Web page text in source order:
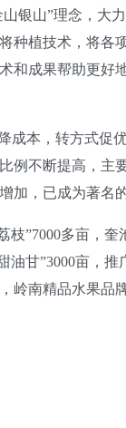
银山”理念，
种植技术，将各
和成果帮助更好
成本，转方式
例不断提高，主
加，已成为著名
枝”7000多亩，
甘”3000亩，
岭南精品水果品